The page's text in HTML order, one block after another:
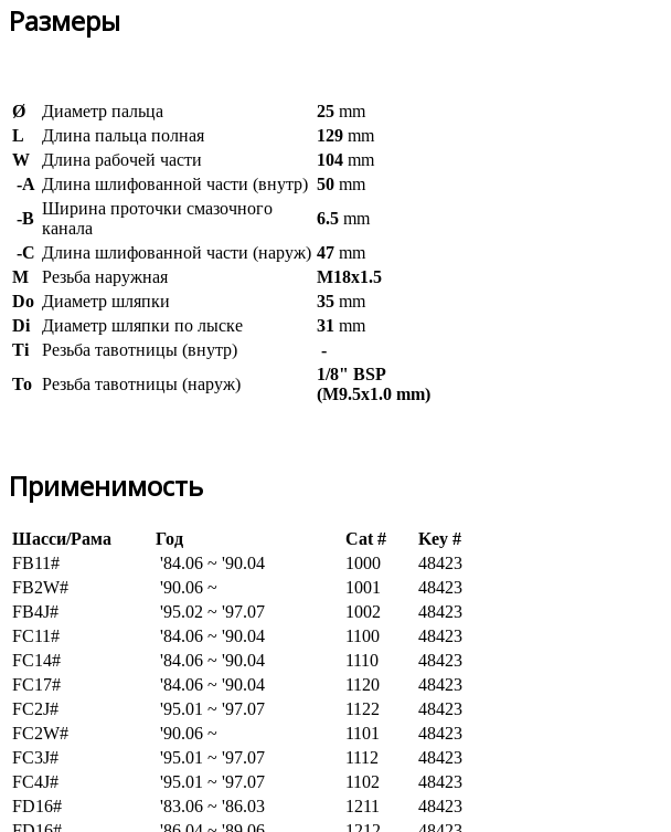
Размеры
Ø Диаметр пальца 25 mm
L
Длина пальца полная 129 mm
W
Длина рабочей части 104 mm
-A Длина шлифованной части (внутр) 50 mm
-B
Ширина проточки смазочного
канала
6.5 mm
-C Длина шлифованной части (наруж) 47 mm
M
Резьба наружная
M18x1.5
Do Диаметр шляпки 35 mm
Di
Диаметр шляпки по лыске 31 mm
Ti
Резьба тавотницы (внутр)
-
To Резьба тавотницы (наруж)
1/8" BSP
(M9.5x1.0 mm)
Применимость
Шасси/Рама Год Cat #
Key #
FB11#
'84.06 ~ '90.04 1000
48423
FB2W#
'90.06 ~ 1001
48423
FB4J#
'95.02 ~ '97.07 1002
48423
FC11#
'84.06 ~ '90.04 1100
48423
FC14#
'84.06 ~ '90.04 1110
48423
FC17#
'84.06 ~ '90.04 1120
48423
FC2J#
'95.01 ~ '97.07 1122
48423
FC2W#
'90.06 ~ 1101
48423
FC3J#
'95.01 ~ '97.07 1112
48423
FC4J#
'95.01 ~ '97.07 1102
48423
FD16#
'83.06 ~ '86.03 1211
48423